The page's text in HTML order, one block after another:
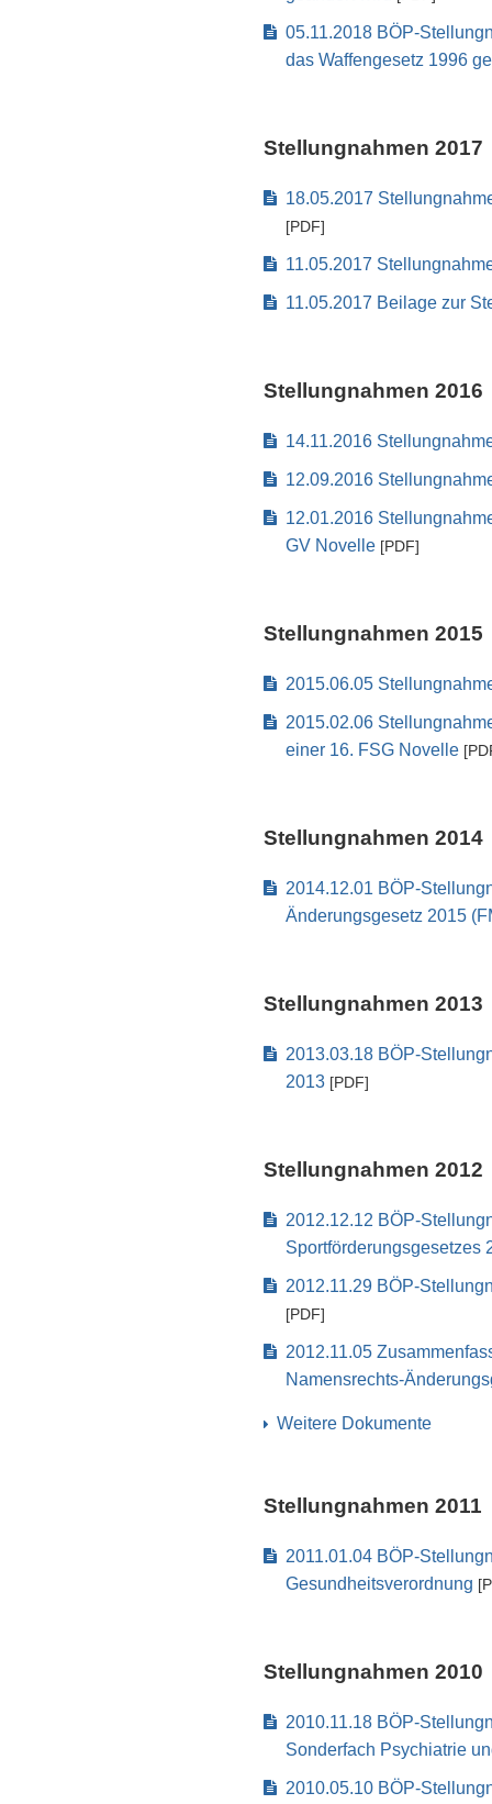
05.11.2018 BÖP-
das Waffengesetz 1996
Stellungnahmen 2017
18.05.2017
[PDF]
11.05.2017
11.05.2017 Beilage zur
Stellungnahmen 2016
14.11.2016
12.09.2016
12.01.2016
GV Novelle [PDF]
Stellungnahmen 2015
2015.06.05
2015.02.06
einer 16. FSG Novelle
Stellungnahmen 2014
2014.12.01 BÖP-
Änderungsgesetz 2015
Stellungnahmen 2013
2013.03.18 BÖP-
2013 [PDF]
Stellungnahmen 2012
2012.12.12 BÖP-
Sportförderungsgesetzes
2012.11.29 BÖP-
[PDF]
2012.11.05
Namensrechts-
Weitere Dokumente
Stellungnahmen 2011
2011.01.04 BÖP-
Gesundheitsverordnung
Stellungnahmen 2010
2010.11.18 BÖP-
Sonderfach Psychiatrie
2010.05.10 BÖP-